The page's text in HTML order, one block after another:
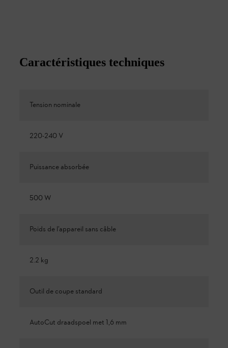
Caractéristiques techniques
Tension nominale
220-240 V
Puissance absorbée
500 W
Poids de l’appareil sans câble
2.2 kg
Outil de coupe standard
AutoCut draadspoel met 1,6 mm